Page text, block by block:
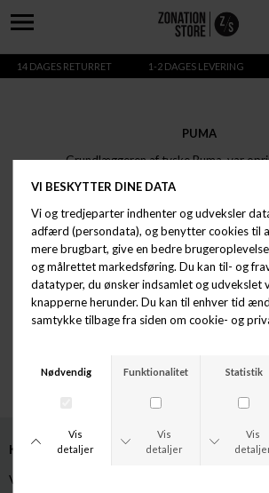
14 DAGES RETURRET 1-2 DAGES LEVERING
PUMA
Grundlæggeren af tyske Puma, var
op. I raseri grundlagde den enebror
gyldne mål, at blive en succes på linje
lykkedes...og i dag, godt 70 år efter, er
på toppen. De kendetegnes ved deres
deres retro look, som de fra tid til
fuldstændigtvanvittigt i form af det ene
det andet.
KONTAKT
V. STRANDGADE 4
OM OS